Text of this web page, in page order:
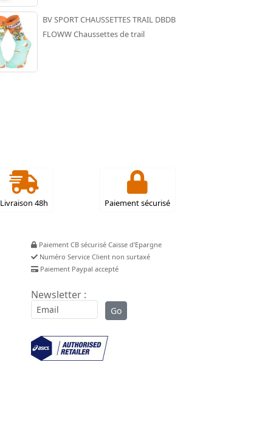
BV SPORT CHAUSSETTES TRAIL DBDB
FLOWW Chaussettes de trail
Livraison 48h Paiement sécurisé
Paiement CB sécurisé Caisse d'Epargne
Numéro Service Client non surtaxé
Paiement Paypal accepté
Newsletter :